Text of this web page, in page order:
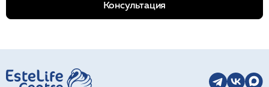
Консультация